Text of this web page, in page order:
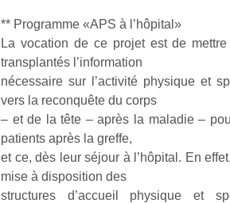
** Programme «APS à l’hôpital»
La vocation de ce projet est de
transplantés l’information
nécessaire sur l’activité physique et
vers la reconquête du corps
– et de la tête – après la maladie –
patients après la greffe,
et ce, dès leur séjour à l’hôpital. En
mise à disposition des
structures d’accueil physique et
physique
apprentissage…